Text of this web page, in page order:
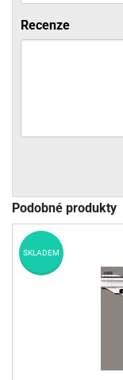
Recenze
Podobné produkty
SKLADEM